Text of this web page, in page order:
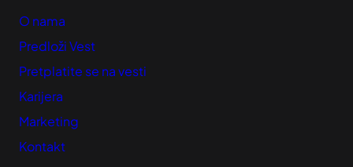
O nama
Predloži Vest
Pretplatite se na vesti
Karijera
Marketing
Kontakt